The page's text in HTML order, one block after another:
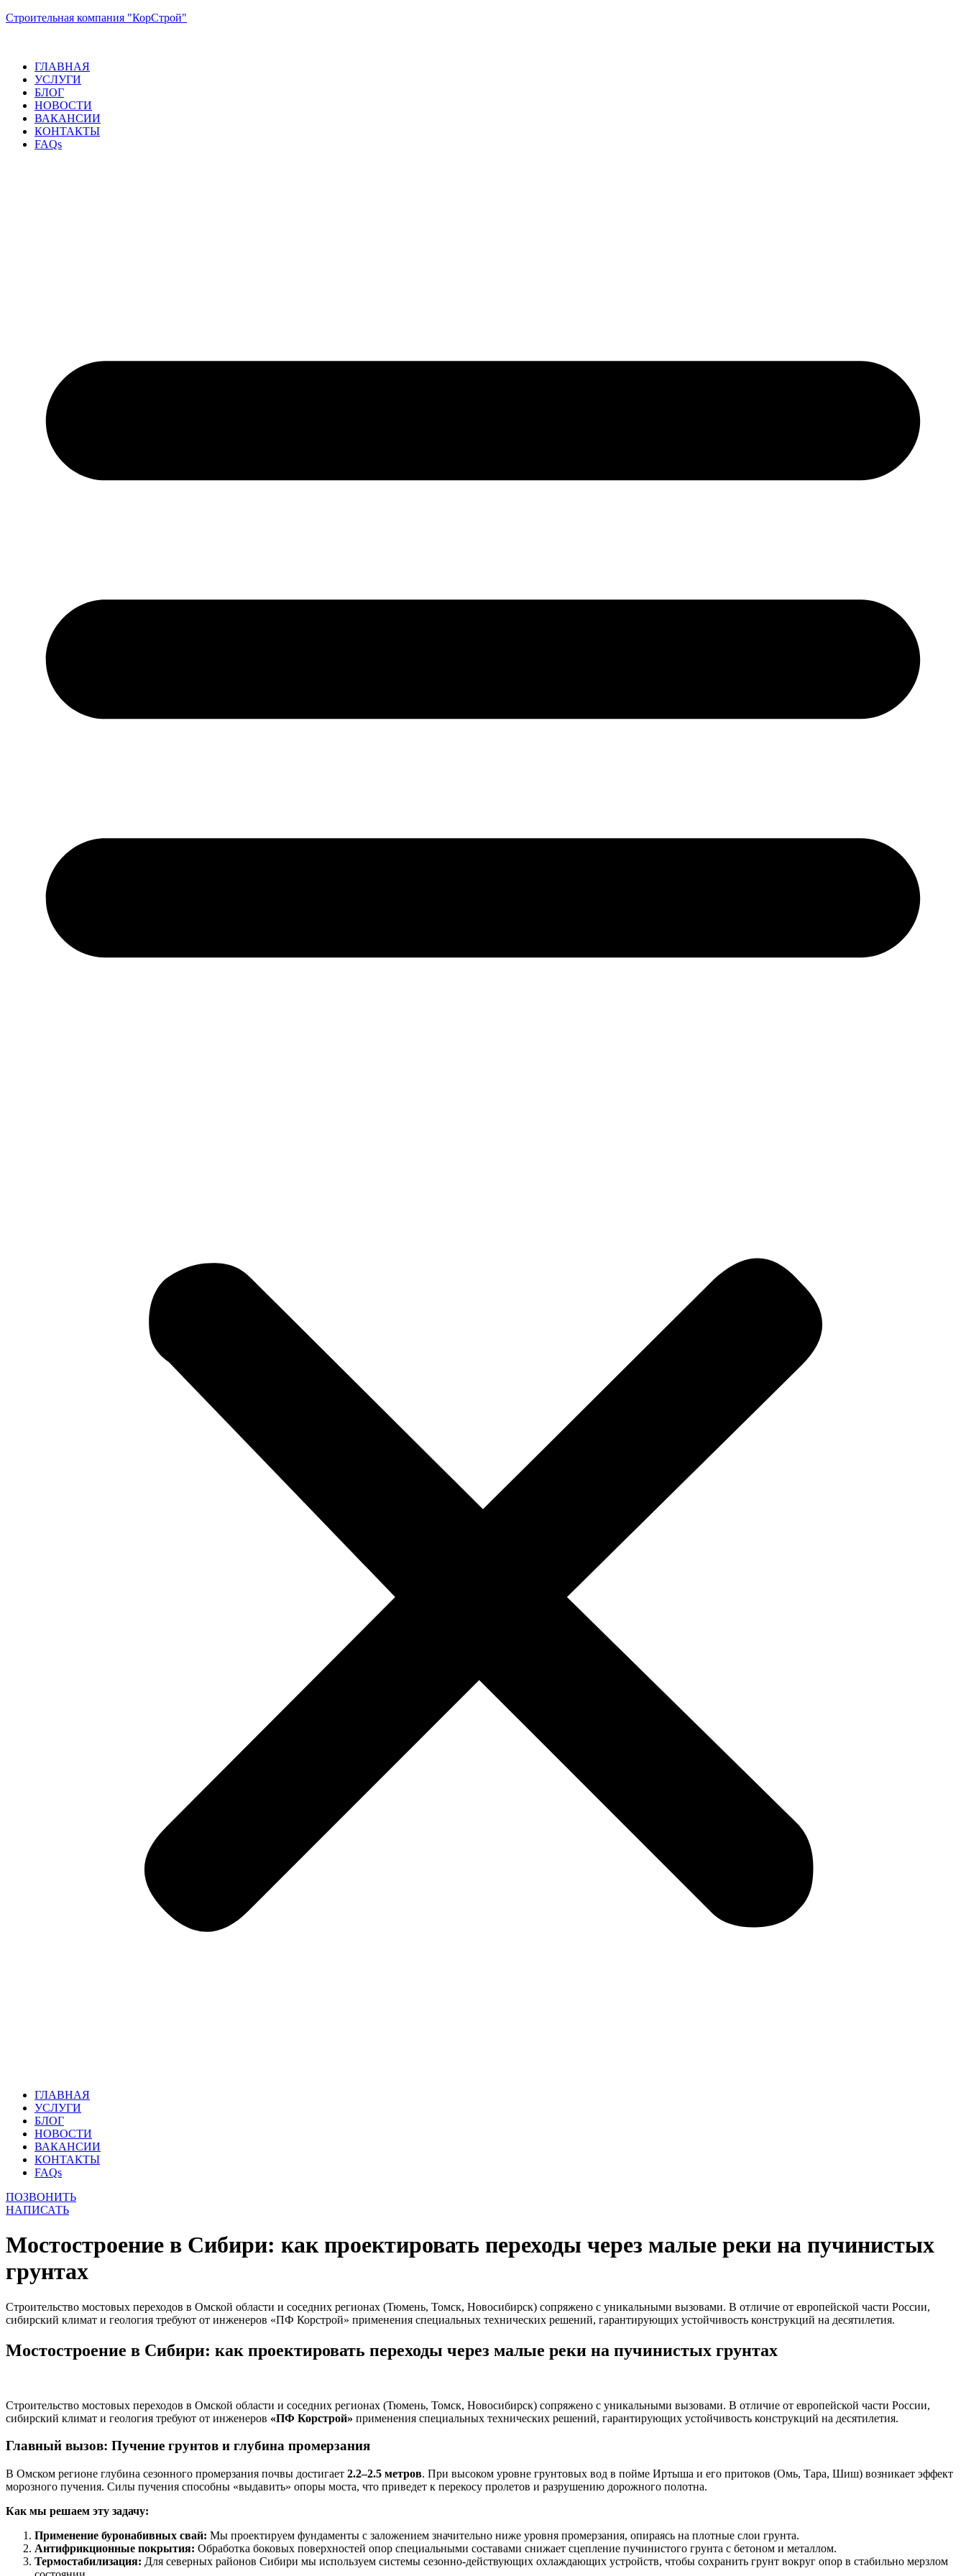
Строительная компания "КорСтрой"
ГЛАВНАЯ
УСЛУГИ
БЛОГ
НОВОСТИ
ВАКАНСИИ
КОНТАКТЫ
FAQs
ГЛАВНАЯ
УСЛУГИ
БЛОГ
НОВОСТИ
ВАКАНСИИ
КОНТАКТЫ
FAQs
ПОЗВОНИТЬ
НАПИСАТЬ
Мостостроение в Сибири: как проектировать переходы через малые реки на пучинистых
грунтах
Строительство мостовых переходов в Омской области и соседних регионах (Тюмень, Томск, Новосибирск) сопряжено с уникальными вызовами. В отличие от европейской части России,
сибирский климат и геология требуют от инженеров «ПФ Корстрой» применения специальных технических решений, гарантирующих устойчивость конструкций на десятилетия.
Мостостроение в Сибири: как проектировать переходы через малые реки на пучинистых грунтах
Строительство мостовых переходов в Омской области и соседних регионах (Тюмень, Томск, Новосибирск) сопряжено с уникальными вызовами. В отличие от европейской части России,
сибирский климат и геология требуют от инженеров «ПФ Корстрой» применения специальных технических решений, гарантирующих устойчивость конструкций на десятилетия.
Главный вызов: Пучение грунтов и глубина промерзания
В Омском регионе глубина сезонного промерзания почвы достигает 2.2–2.5 метров. При высоком уровне грунтовых вод в пойме Иртыша и его притоков (Омь, Тара, Шиш) возникает эффект
морозного пучения. Силы пучения способны «выдавить» опоры моста, что приведет к перекосу пролетов и разрушению дорожного полотна.
Как мы решаем эту задачу:
Применение буронабивных свай: Мы проектируем фундаменты с заложением значительно ниже уровня промерзания, опираясь на плотные слои грунта.
Антифрикционные покрытия: Обработка боковых поверхностей опор специальными составами снижает сцепление пучинистого грунта с бетоном и металлом.
Термостабилизация: Для северных районов Сибири мы используем системы сезонно-действующих охлаждающих устройств, чтобы сохранить грунт вокруг опор в стабильно мерзлом